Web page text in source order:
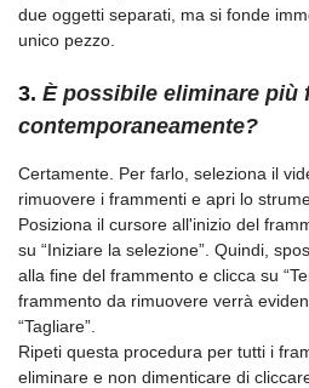
due oggetti separati, ma si fonde
unico pezzo.
3. È possibile eliminare più
contemporaneamente?
Certamente. Per farlo, seleziona il
rimuovere i frammenti e apri lo
Posiziona il cursore all'inizio del
su “Iniziare la selezione”. Quindi,
alla fine del frammento e clicca su
frammento da rimuovere verrà
“Tagliare”.
Ripeti questa procedura per tutti i
eliminare e non dimenticare di